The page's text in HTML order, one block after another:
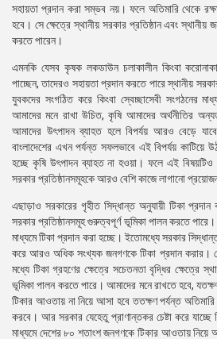
সহায়তা প্রদান করা সম্ভব নয়। ফলে অতিমারি থেকে
হবে। সে ক্ষেত্রে স্থানীয় সরকার প্রতিষ্ঠান এবং স্থানীয়
করতে পারেন।
এমনকি যেসব কৃষক লকডাউন চলাকালীন কিংবা
পাচ্ছেন, তাদেরও সহায়তা প্রদান করতে পারে স্থানীয়
যুবকদের সংগঠিত করে কিংবা স্বেচ্ছাসেবী সংগঠনের
আমাদের মনে রাখা উচিত, কৃষি আমাদের অর্থনীতির
আমাদের উৎপাদন ব্যাহত হলে বিপর্যয় আরও বেড়ে
বাংলাদেশের এখন পর্যন্ত সফলভাবে এই বিপর্যয়
হচ্ছে কৃষি উৎপাদন ব্যাহত না হওয়া। ফলে এই বিষয়টিও
সরকার প্রতিষ্ঠানসমূহকে আরও বেশি কাজে লাগানো
এছাড়াও সরকারের গৃহীত সিদ্ধান্ত অনুযায়ী টিকা প্রদান
সরকার প্রতিষ্ঠানসমূহ গুরুত্বপূর্ণ ভূমিকা পালন করতে পারে।
মাধ্যমে টিকা প্রদান করা হচ্ছে। ইতোমধ্যে সরকার
করে আরও অধিক সংখ্যক জনগণকে টিকা প্রদান করার।
মধ্যে টিকা গ্রহণের ক্ষেত্রে সচেতনতা বৃদ্ধির ক্ষেত্রে
ভূমিকা পালন করতে পারে। আমাদের মনে রাখতে হবে,
টিকার আওতায় না নিয়ে আসা হবে ততক্ষণ পর্যন্ত
করবে। আর সরকার যেহেতু প্রাণান্তকর চেষ্টা করে
মাধ্যমে দেশের ৮০ শতাংশ জনগণকে টিকার আওতায় নিয়ে